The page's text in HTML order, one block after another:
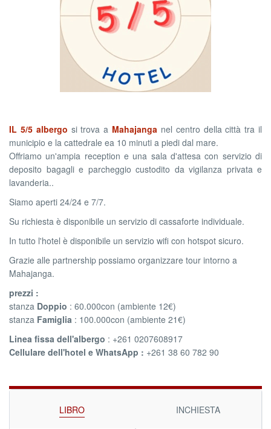
IL 5/5 albergo si trova a Mahajanga nel centro della città tra il
municipio e la cattedrale ea 10 minuti a piedi dal mare.
Offriamo un'ampia reception e una sala d'attesa con servizio di
deposito bagagli e parcheggio custodito da vigilanza privata e
lavanderia..
Siamo aperti 24/24 e 7/7.
Su richiesta è disponibile un servizio di cassaforte individuale.
In tutto l'hotel è disponibile un servizio wifi con hotspot sicuro.
Grazie alle partnership possiamo organizzare tour intorno a
Mahajanga.
prezzi :
stanza Doppio : 60.000con (ambiente 12€)
stanza Famiglia : 100.000con (ambiente 21€)
Linea fissa dell'albergo : +261 0207608917
Cellulare dell'hotel e WhatsApp : +261 38 60 782 90
LIBRO INCHIESTA